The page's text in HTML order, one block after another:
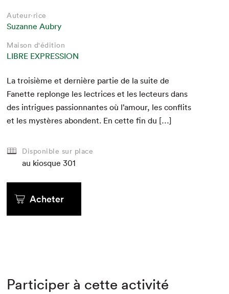
Auteur·rice
Suzanne Aubry
Maison d'édition
LIBRE EXPRESSION
La troisième et dernière par­tie de la suite de
Fanette rep­longe les lec­tri­ces et les lecteurs dans
des intrigues pas­sion­nantes où l’amour, les con­flits
et les mys­tères abon­dent. En cette fin du […]
Disponible sur place
au kiosque 301
Acheter
Participer à cette activité